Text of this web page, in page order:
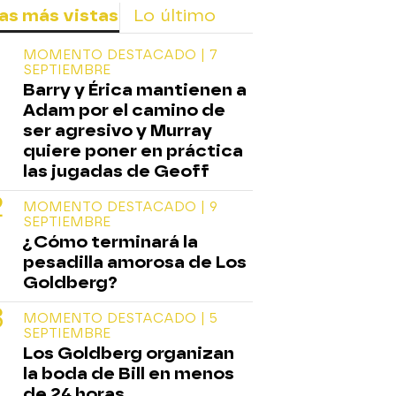
más vistas Lo último
MOMENTO DESTACADO | 7
SEPTIEMBRE
Barry y Érica mantienen a
Adam por el camino de
ser agresivo y Murray
quiere poner en práctica
las jugadas de Geoff
MOMENTO DESTACADO | 9
SEPTIEMBRE
¿Cómo terminará la
pesadilla amorosa de Los
Goldberg?
MOMENTO DESTACADO | 5
SEPTIEMBRE
Los Goldberg organizan
la boda de Bill en menos